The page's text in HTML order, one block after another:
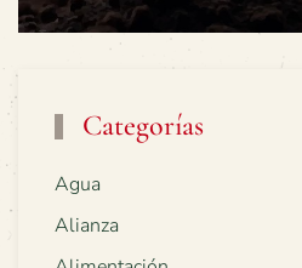
Categorías
Agua
Alianza